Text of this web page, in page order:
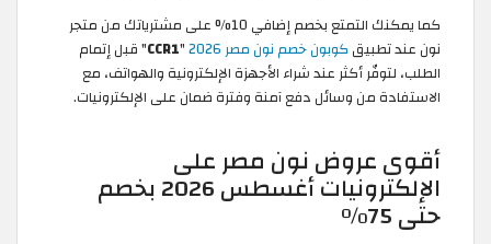
كما يمكنك التمتع بخصم إضافي 10% على مشترياتك من متجر
نون عند تطبيق كوبون خصم نون مصر 2026 "
CCR1" قبل إتمام
الطلب، لتوفّر أكثر عند شراء الأجهزة الإلكترونية والهواتف، مع
الاستفادة من وسائل دفع آمنة وفترة ضمان على الإلكترونيات.
أقوى عروض نون مصر على
الإلكترونيات أغسطس 2026 بخصم
حتى 75%